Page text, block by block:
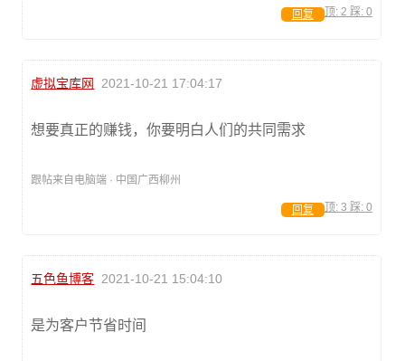
顶: 2 踩: 0
回复
虚拟宝库网 2021-10-21 17:04:17
想要真正的赚钱，你要明白人们的共同需求
跟帖来自电脑端 · 中国广西柳州
顶: 3 踩: 0
回复
五色鱼博客 2021-10-21 15:04:10
是为客户节省时间